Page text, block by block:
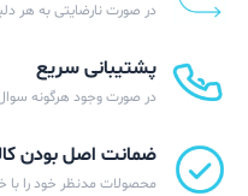
در صورت نارضایتی به هر
پشتیبانی سریع
در صورت وجود هرگونه سوال
ضمانت اصل بودن
محصولات مدنظر خود را با